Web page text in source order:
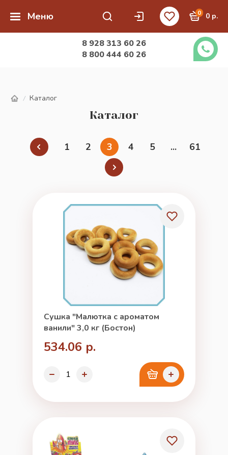
Меню 0 0 р.
8 928 313 60 26
8 800 444 60 26
/ Каталог
Каталог
1 2 3 4 5 ... 61
Сушка "Малютка с ароматом
ванили" 3,0 кг (Бостон)
534.06 р.